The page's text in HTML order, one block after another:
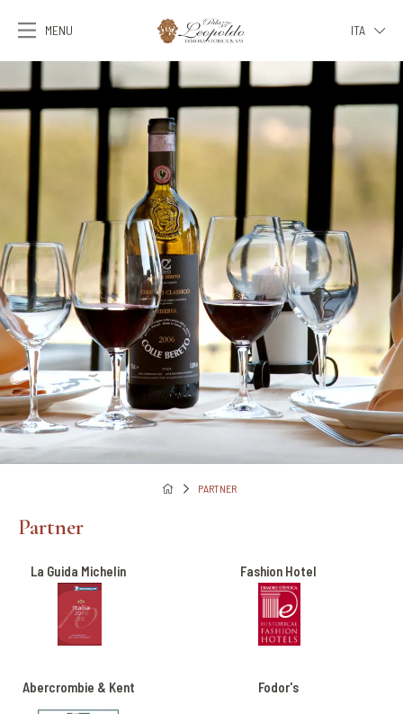
MENU
ITA
ENG
FRA
ESP
PARTNER
Partner
La Guida Michelin Fashion Hotel
Abercrombie & Kent Fodor's